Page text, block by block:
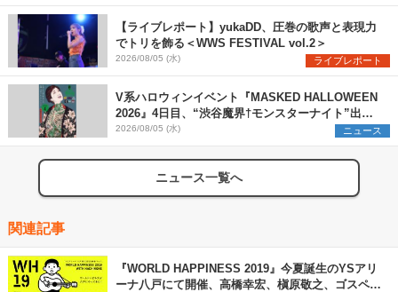
【ライブレポート】yukaDD、圧巻の歌声と表現力
でトリを飾る＜WWS FESTIVAL vol.2＞
2026/08/05 (水) ライブレポート
V系ハロウィンイベント『MASKED HALLOWEEN
2026』4日目、“渋谷魔界†モンスターナイト”出演6
組を発表
2026/08/05 (水) ニュース
ニュース一覧へ
関連記事
『WORLD HAPPINESS 2019』今夏誕生のYSアリ
ーナ八戸にて開催、高橋幸宏、槇原敬之、ゴスペラ